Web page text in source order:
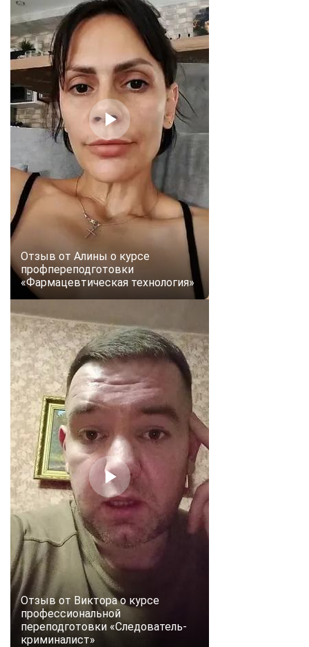
Отзыв от Алины о курсе
профпереподготовки
«Фармацевтическая технология»
Отзыв от Виктора о курсе
профессиональной
переподготовки «Следователь-
криминалист»